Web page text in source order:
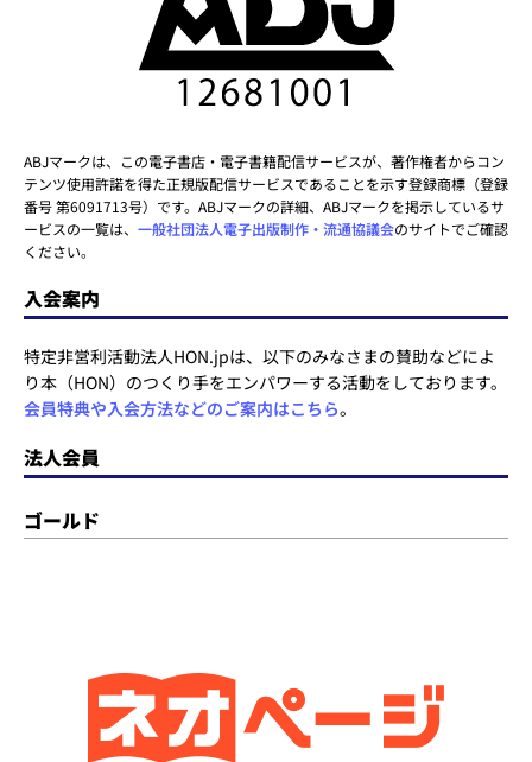
ABJマークは、この電子書店・電子書籍配信サービスが、著作権者からコン
テンツ使用許諾を得た正規版配信サービスであることを示す登録商標（登録
番号 第6091713号）です。ABJマークの詳細、ABJマークを掲示しているサ
ービスの一覧は、 一般社団法人電子出版制作・流通協議会のサイトでご確認
ください。
入会案内
特定非営利活動法人HON.jpは、以下のみなさまの賛助などによ
り本（HON）のつくり手をエンパワーする活動をしております。
会員特典や入会方法などのご案内はこちら。
法人会員
ゴールド